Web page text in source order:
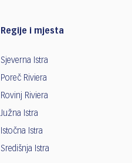
Regije i mjesta
Sjeverna Istra
Poreč Riviera
Rovinj Riviera
Južna Istra
Istočna Istra
Središnja Istra